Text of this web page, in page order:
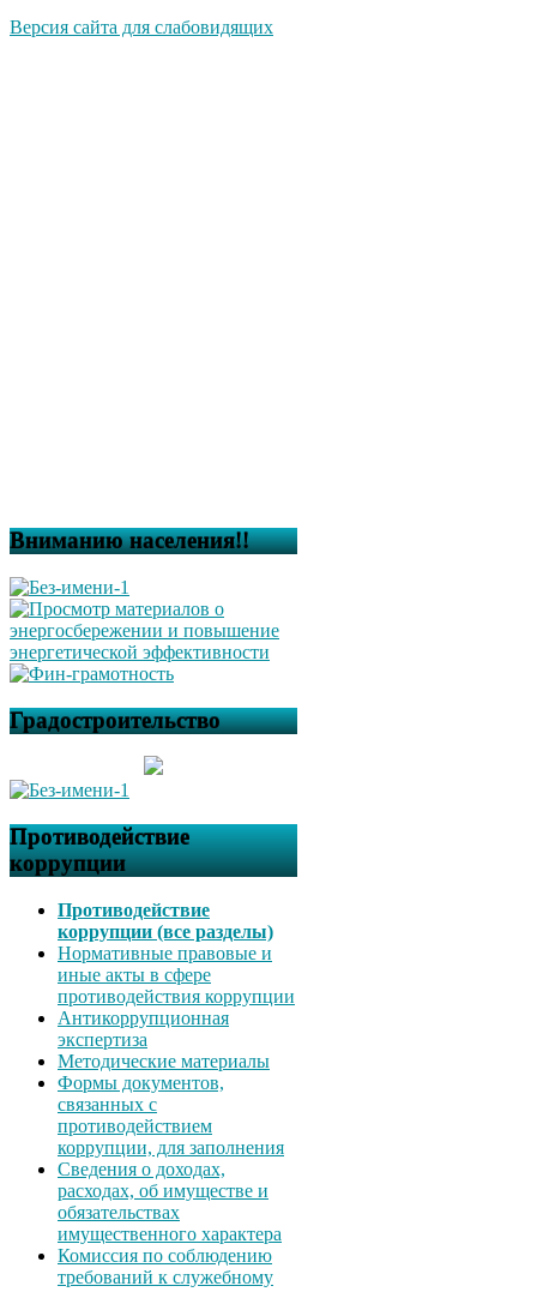
Версия сайта для слабовидящих
Вниманию населения!!
Градостроительство
Противодействие
коррупции
Противодействие
коррупции (все разделы)
Нормативные правовые и
иные акты в сфере
противодействия коррупции
Антикоррупционная
экспертиза
Методические материалы
Формы документов,
связанных с
противодействием
коррупции, для заполнения
Сведения о доходах,
расходах, об имуществе и
обязательствах
имущественного характера
Комиссия по соблюдению
требований к служебному